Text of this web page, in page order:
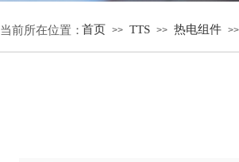
当前所在位置：首页 >> TTS >> 热电组件 >>